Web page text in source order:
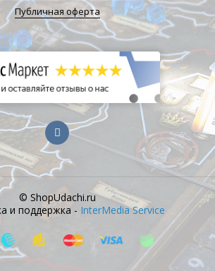
Публичная оферта
© ShopUdachi.ru
и поддержка - InterMedia Service